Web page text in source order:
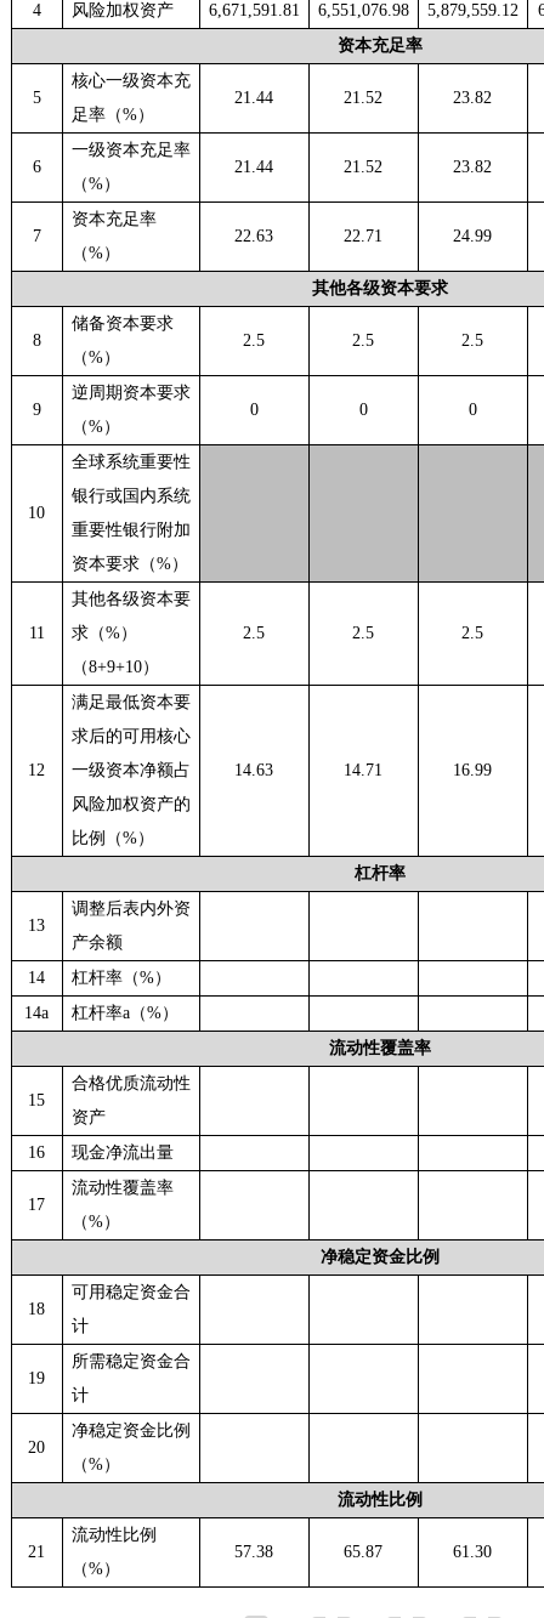
4
风险加权资产 6,671,591.81 6,551,076.98 5,879,559.12
资本充足率
5
核心一级资本充
足率（%）
21.44 21.52 23.82
6
一级资本充足率
（%）
21.44 21.52 23.82
7
资本充足率
（%）
22.63 22.71 24.99
其他各级资本要求
8
储备资本要求
（%）
2.5 2.5 2.5
9
逆周期资本要求
（%）
0 0 0
10
全球系统重要性
银行或国内系统
重要性银行附加
资本要求（%）
11
其他各级资本要
求（%）
（8+9+10）
2.5 2.5 2.5
12
满足最低资本要
求后的可用核心
一级资本净额占
风险加权资产的
比例（%）
14.63 14.71 16.99
杠杆率
13
调整后表内外资
产余额
14
杠杆率（%）
14a
杠杆率a（%）
流动性覆盖率
15
合格优质流动性
资产
16
现金净流出量
17
流动性覆盖率
（%）
净稳定资金比例
18
可用稳定资金合
计
19
所需稳定资金合
计
20
净稳定资金比例
（%）
流动性比例
21
流动性比例
（%）
57.38 65.87 61.30